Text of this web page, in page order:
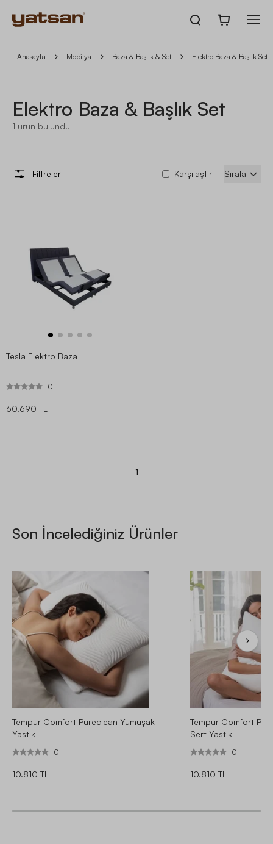
Anasayfa Mobilya Baza & Başlık & Set Elektro Baza & Başlık Set
Elektro Baza & Başlık Set
1 ürün bulundu
Filtreler Karşılaştır Sırala
Tesla Elektro Baza
0
60.690 TL
1
Son İncelediğiniz Ürünler
Tempur Comfort Pureclean Yumuşak
Yastık
0
10.810 TL
Tempur Comfort
Sert Yastık
0
10.810 TL